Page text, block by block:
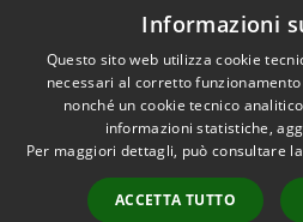
Dichiarazione di accessibilità
Accessibilità
Informazioni
Questo sito web utilizza cookie
necessari al corretto
nonché un cookie tecnico
informazioni statistiche,
Per maggiori dettagli, può consultare
ACCETTA TUTTO